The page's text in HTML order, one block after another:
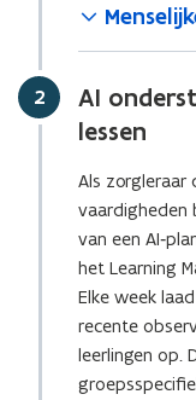
Stap
2
AI
lessen
Als zorgleraar
vaardigheden
van een
het Learning
Elke week
recente
leerlingen op.